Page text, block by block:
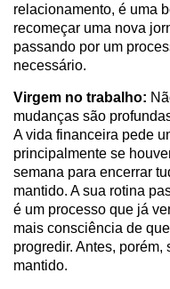
relacionamento, é uma
recomeçar uma nova
passando por um
necessário.
Virgem no trabalho:
mudanças são
A vida financeira pede
principalmente se
semana para encerrar
mantido. A sua rotina
é um processo que já
mais consciência de
progredir. Antes,
mantido.